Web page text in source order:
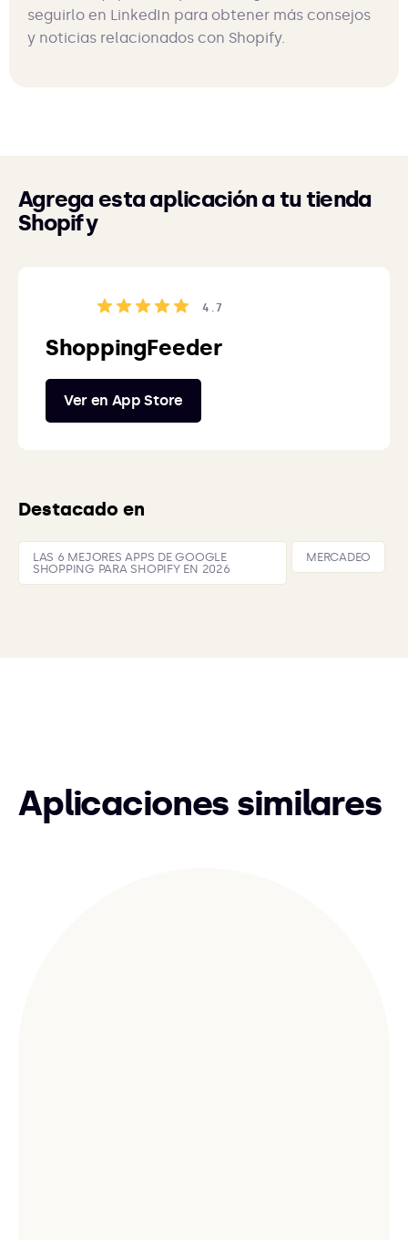
seguirlo en LinkedIn para obtener más consejos
y noticias relacionados con Shopify.
Agrega esta aplicación a tu tienda
Shopify
4.7
ShoppingFeeder
Ver en App Store
Destacado en
LAS 6 MEJORES APPS DE GOOGLE
SHOPPING PARA SHOPIFY EN 2026
MERCADEO
Aplicaciones similares